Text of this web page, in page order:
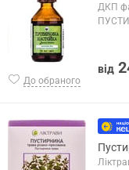
До обраного
ДКП
від